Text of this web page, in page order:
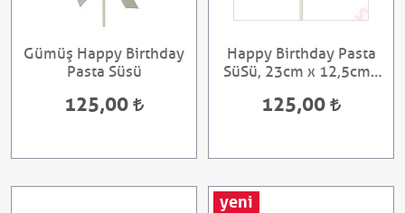
Gümüş Happy Birthday
Pasta Süsü
125,00
Happy Birthday Pasta
SüSü, 23cm x 12,5cm -
125,00
yeni